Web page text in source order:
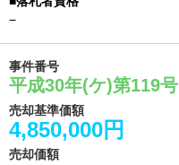
−
事件番号
平成30年(ケ)第119号
売却基準価額
4,850,000円
売却価額